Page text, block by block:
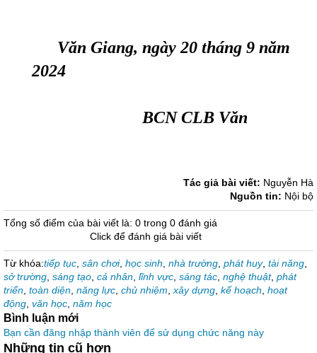
Văn Giang, ngày 20 tháng 9 năm
2024
BCN CLB Văn
Tác giả bài viết: Nguyễn Hà
Nguồn tin: Nội bộ
Tổng số điểm của bài viết là: 0 trong 0 đánh giá
Click để đánh giá bài viết
Từ khóa:tiếp tục sân chơi, học sinh nhà trường phát huy, tài năng
sở trường sáng tạo cá nhân lĩnh vực sáng tác nghệ thuật, phát
triển toàn diện năng lực chủ nhiệm xây dựng kế hoạch hoạt
động văn học năm học
Bình luận mới
Bạn cần đăng nhập thành viên để sử dụng chức năng này
Những tin cũ hơn